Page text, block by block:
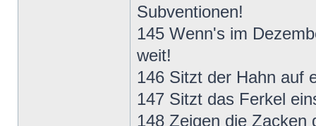
Subventionen!
145 Wenn's im
weit!
146 Sitzt der Hahn auf
147 Sitzt das Ferkel
148 Zeigen die Zacken